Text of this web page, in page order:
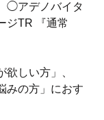
◯アデノバイタ
ジTR 『通常
欲しい方」、
みの方」におす